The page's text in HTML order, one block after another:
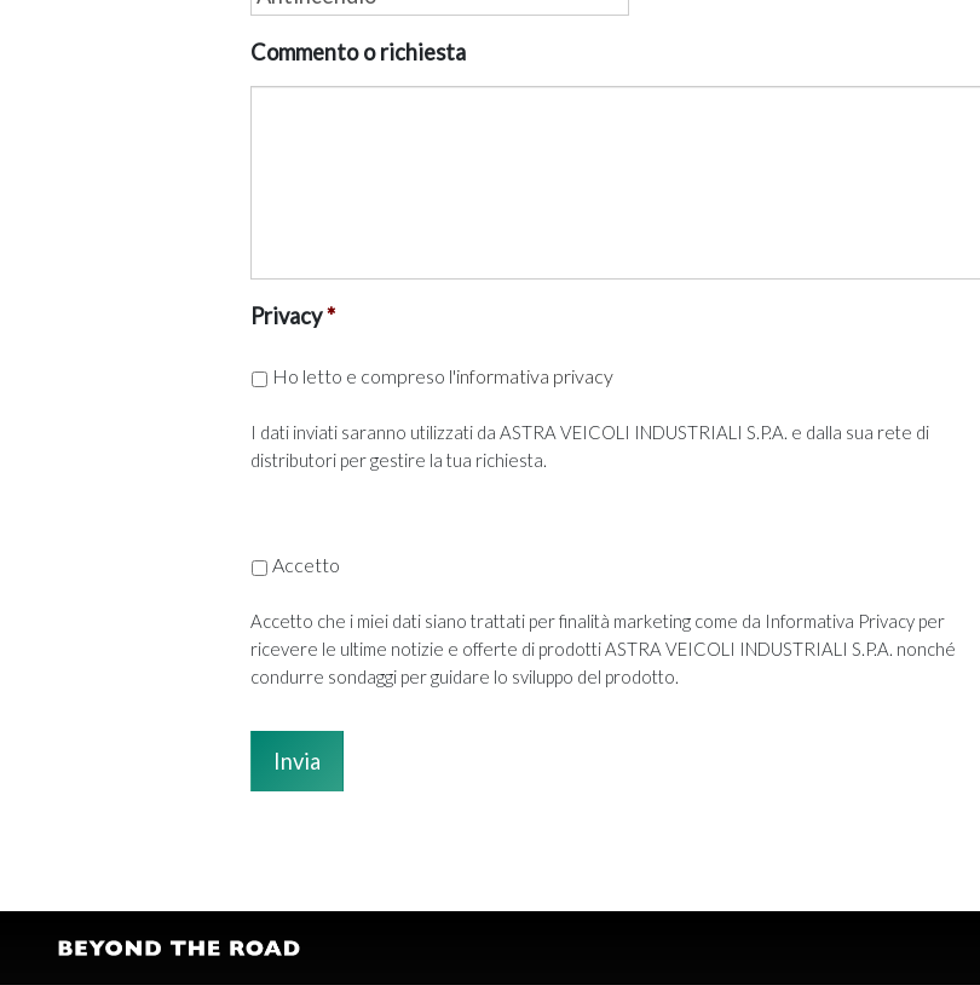
Commento o richiesta
Privacy*
Ho letto e compreso l'informativa privacy
I dati inviati saranno utilizzati da ASTRA VEICOLI INDUSTRIALI S.P.A. e dalla sua rete di
distributori per gestire la tua richiesta.
Accetto
Accetto che i miei dati siano trattati per finalità marketing come da Informativa Privacy per
ricevere le ultime notizie e offerte di prodotti ASTRA VEICOLI INDUSTRIALI S.P.A. nonché
condurre sondaggi per guidare lo sviluppo del prodotto.